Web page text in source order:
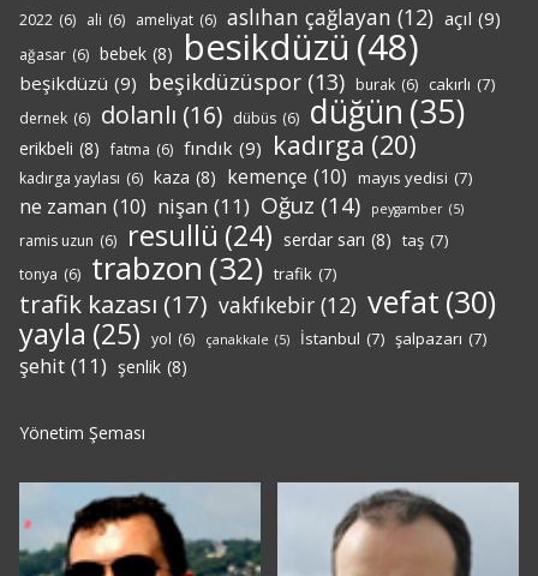
2022 (6) ali (6) ameliyat (6) aslıhan çağlayan (12) açıl (9)
ağasar (6) bebek (8) besikdüzü(48)
beşikdüzü (9) beşikdüzüspor (13) burak (6) cakırlı (7)
dernek (6) dolanlı (16) dübüs (6) düğün (35)
erikbeli (8) fatma (6) fındık (9) kadırga (20)
kadırga yaylası (6) kaza (8) kemençe (10) mayıs yedisi (7)
ne zaman (10) nişan (11) Oğuz (14) peygamber (5)
ramis uzun (6) resullü (24) serdar sarı (8) taş (7)
tonya (6) trabzon (32) trafik (7)
trafik kazası (17) vakfıkebir (12) vefat (30)
yayla (25) yol (6) çanakkale (5) İstanbul (7) şalpazarı (7)
şehit (11) şenlik (8)
Yönetim Şeması